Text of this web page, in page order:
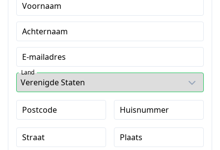
Voornaam
Achternaam
E-mailadres
Land
Postcode Huisnummer
Straat Plaats